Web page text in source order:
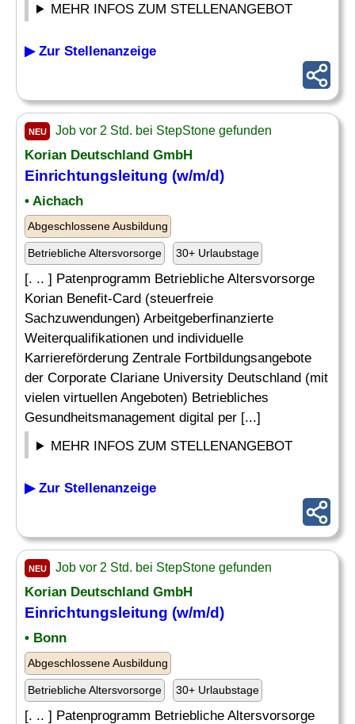
MEHR INFOS ZUM STELLENANGEBOT
▶ Zur Stellenanzeige
NEU Job vor 2 Std. bei StepStone gefunden
Korian Deutschland GmbH
Einrichtungsleitung (w/m/d)
• Aichach
Abgeschlossene Ausbildung
Betriebliche Altersvorsorge 30+ Urlaubstage
[. .. ] Patenprogramm Betriebliche Altersvorsorge
Korian Benefit-Card (steuerfreie
Sachzuwendungen) Arbeitgeberfinanzierte
Weiterqualifikationen und individuelle
Karriereförderung Zentrale Fortbildungsangebote
der Corporate Clariane University Deutschland (mit
vielen virtuellen Angeboten) Betriebliches
Gesundheitsmanagement digital per [...]
MEHR INFOS ZUM STELLENANGEBOT
▶ Zur Stellenanzeige
NEU Job vor 2 Std. bei StepStone gefunden
Korian Deutschland GmbH
Einrichtungsleitung (w/m/d)
• Bonn
Abgeschlossene Ausbildung
Betriebliche Altersvorsorge 30+ Urlaubstage
[. .. ] Patenprogramm Betriebliche Altersvorsorge